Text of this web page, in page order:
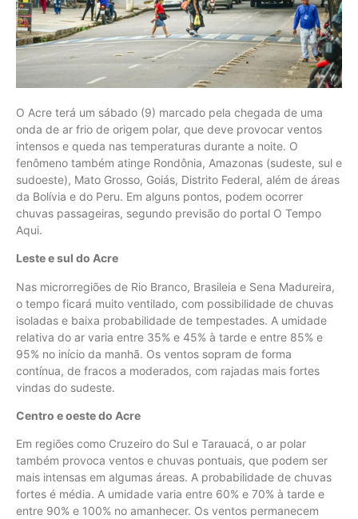
O Acre terá um sábado (9) marcado pela chegada de uma
onda de ar frio de origem polar, que deve provocar ventos
intensos e queda nas temperaturas durante a noite. O
fenômeno também atinge Rondônia, Amazonas (sudeste, sul e
sudoeste), Mato Grosso, Goiás, Distrito Federal, além de áreas
da Bolívia e do Peru. Em alguns pontos, podem ocorrer
chuvas passageiras, segundo previsão do portal O Tempo
Aqui.
Leste e sul do Acre
Nas microrregiões de Rio Branco, Brasileia e Sena Madureira,
o tempo ficará muito ventilado, com possibilidade de chuvas
isoladas e baixa probabilidade de tempestades. A umidade
relativa do ar varia entre 35% e 45% à tarde e entre 85% e
95% no início da manhã. Os ventos sopram de forma
contínua, de fracos a moderados, com rajadas mais fortes
vindas do sudeste.
Centro e oeste do Acre
Em regiões como Cruzeiro do Sul e Tarauacá, o ar polar
também provoca ventos e chuvas pontuais, que podem ser
mais intensas em algumas áreas. A probabilidade de chuvas
fortes é média. A umidade varia entre 60% e 70% à tarde e
entre 90% e 100% no amanhecer. Os ventos permanecem